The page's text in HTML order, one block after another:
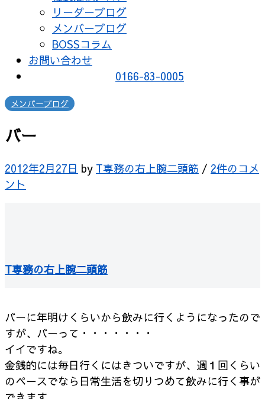
リーダーブログ
メンバーブログ
BOSSコラム
お問い合わせ
0166-83-0005
メンバーブログ
バー
2012年2月27日 by T専務の右上腕二頭筋 / 2件のコメ
ント
T専務の右上腕二頭筋
バーに年明けくらいから飲みに行くようになったので
すが、バーって・・・・・・・
イイですね。
金銭的には毎日行くにはきついですが、週１回くらい
のペースでなら日常生活を切りつめて飲みに行く事が